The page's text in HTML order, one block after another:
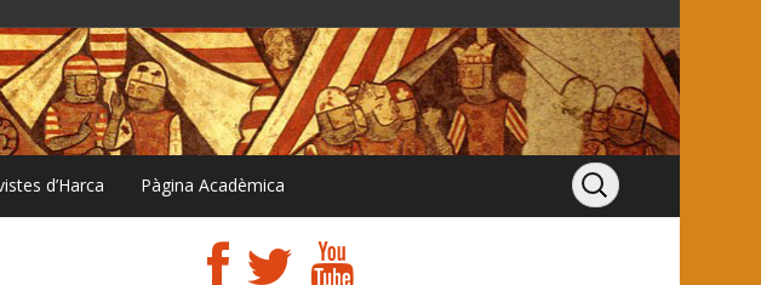
d’Harca Pàgina Acadèmica